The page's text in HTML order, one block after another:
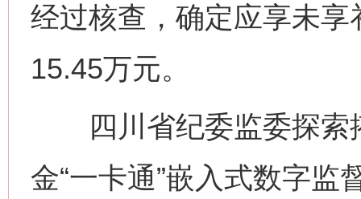
经过核查，确定应享未
15.45万元。
四川省纪委监委探索
金“一卡通”嵌入式数字监